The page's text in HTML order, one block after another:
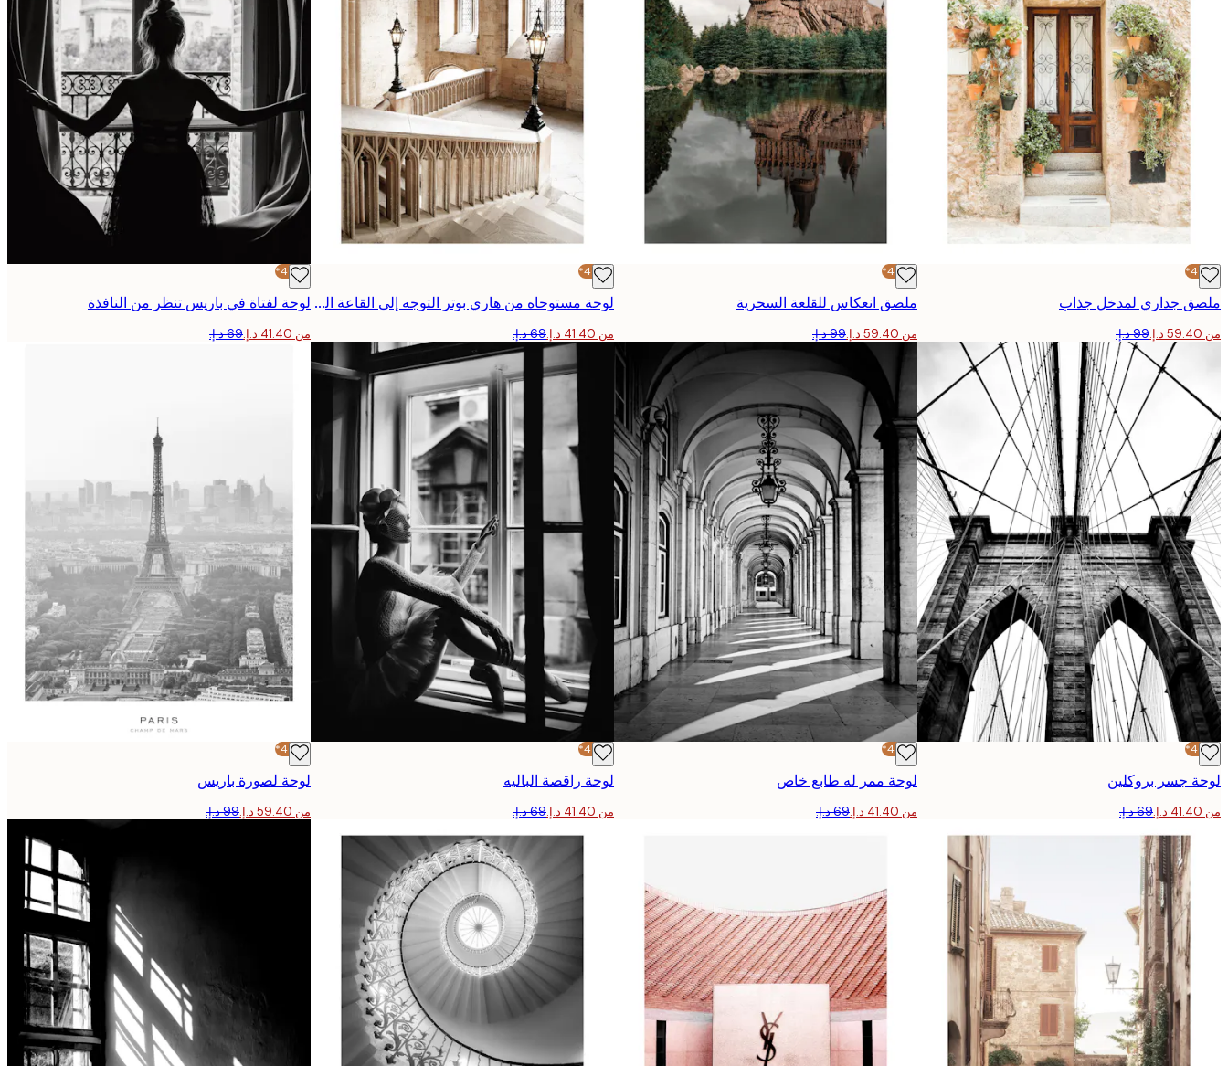
-40%*
ملصق جداري لمدخل جذاب
من ‏59.40 د.إ.‏
-40%*
ملصق انعكاس للقلعة السحرية
من ‏59.40 د.إ.‏
-40%*
لوحة مستوحاه من هاري بوتر التوجه إلى القاعة الكبرى
من ‏41.40 د.إ.‏
-40%*
لوحة لفتاة في باريس تنظر من النافذة
من ‏41.40 د.إ.‏
-40%*
لوحة جسر بروكلين
من ‏41.40 د.إ.‏
-40%*
لوحة ممر له طابع خاص
من ‏41.40 د.إ.‏
-40%*
لوحة راقصة الباليه
من ‏41.40 د.إ.‏
-40%*
لوحة لصورة باريس
من ‏59.40 د.إ.‏